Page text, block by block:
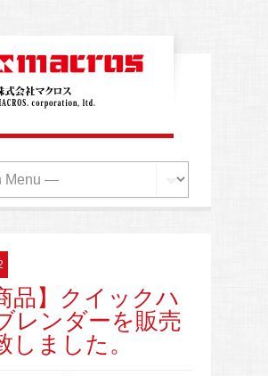
品】クイックハ
レンダーを販売
しました。